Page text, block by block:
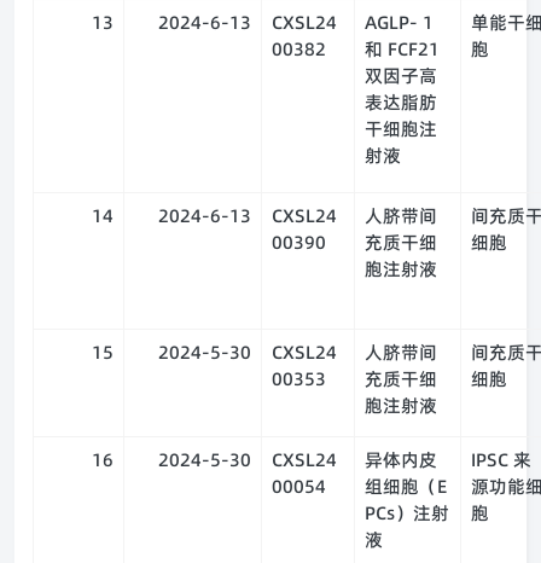
13 2024-6-13
CXSL24
00382
AGLP- 1
和 FCF21
双因子高
表达脂肪
干细胞注
射液
单能干
胞
14 2024-6-13
CXSL24
00390
人脐带间
充质干细
胞注射液
间充质
细胞
15 2024-5-30
CXSL24
00353
人脐带间
充质干细
胞注射液
间充质
细胞
16 2024-5-30
CXSL24
00054
异体内皮
组细胞（E
PCs）注射
液
IPSC 来
源功能
胞